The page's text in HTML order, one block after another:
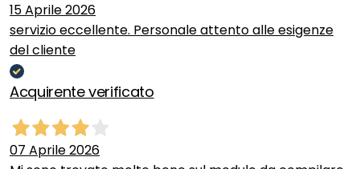
15 Aprile 2026
servizio eccellente. Personale attento alle esigenze
del cliente
Acquirente verificato
07 Aprile 2026